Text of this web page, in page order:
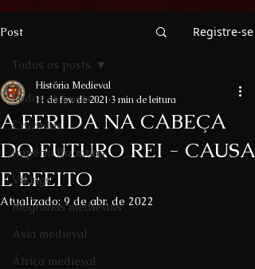
Post Registre-se
Todos os posts
Cruzadas
Império Bizantino
Vikings
Biografias medievais
Ásia medieval
África medieval
Todos os posts
A FERIDA NA CABEÇA
DO FUTURO REI - CAUSA
E EFEITO
História Medieval
11 de fev. de 2021 3 min de leitura
Atualizado: 9 de abr. de 2022